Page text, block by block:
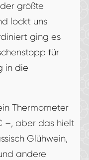
größte
lockt uns
ging es
für
in die
Thermometer
–, aber das hielt
Glühwein,
andere